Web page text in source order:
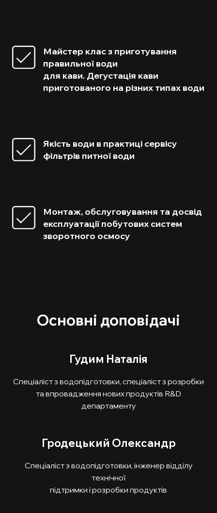
Майстер клас з приготування
правильної води
для кави. Дегустація кави
приготованого на різних типах води
Якість води в практиці сервісу
фільтрів питної води
Монтаж, обслуговування та досвід
експлуатації побутових систем
зворотного осмосу
Основні доповідачі
Гудим Наталія
Спеціаліст з водопідготовки, спеціаліст з розробки
та впровадження нових продуктів R&D
департаменту
Гродецький Олександр
Спеціаліст з водопідготовки, інженер відділу
технічної
підтримки і розробки продуктів